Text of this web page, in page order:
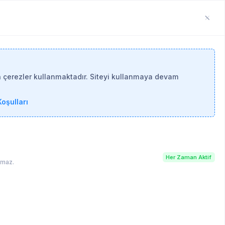
kullanmaktadır. Siteyi kullanmaya devam
Her Zaman Aktif